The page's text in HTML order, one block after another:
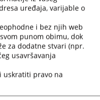
nabavke goriva za
uređaja, varijable o
i bez njih web
punom obimu, dok
za dodatne stvari (npr.
usavršavanja
uskratiti pravo na